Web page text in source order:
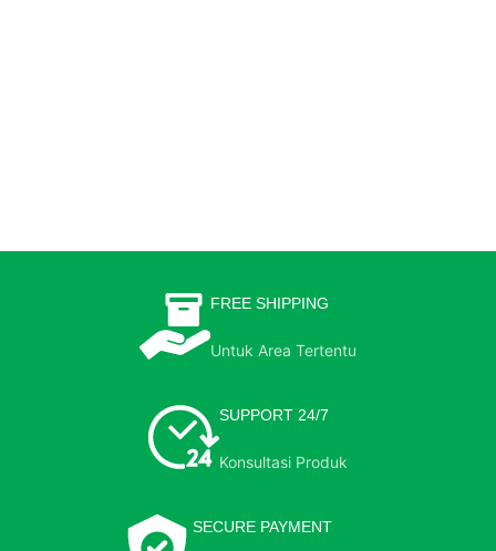
FREE SHIPPING
Untuk Area Tertentu
SUPPORT 24/7
Konsultasi Produk
SECURE PAYMENT